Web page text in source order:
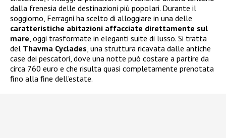
dalla frenesia delle destinazioni più popolari. Durante il
soggiorno, Ferragni ha scelto di alloggiare in una delle
caratteristiche abitazioni affacciate direttamente sul
mare, oggi trasformate in eleganti suite di lusso. Si tratta
del Thavma Cyclades, una struttura ricavata dalle antiche
case dei pescatori, dove una notte può costare a partire da
circa 760 euro e che risulta quasi completamente prenotata
fino alla fine dell’estate.